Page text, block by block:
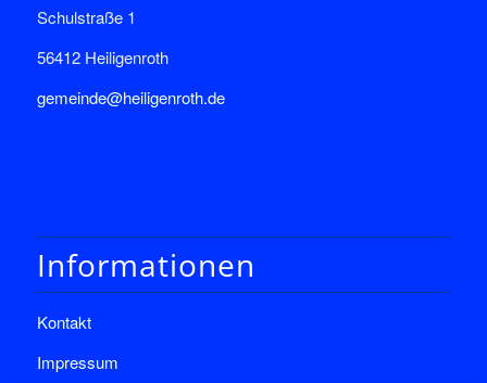
Schulstraße 1
56412 Heiligenroth
gemeinde@heiligenroth.de
Informationen
Kontakt
Impressum